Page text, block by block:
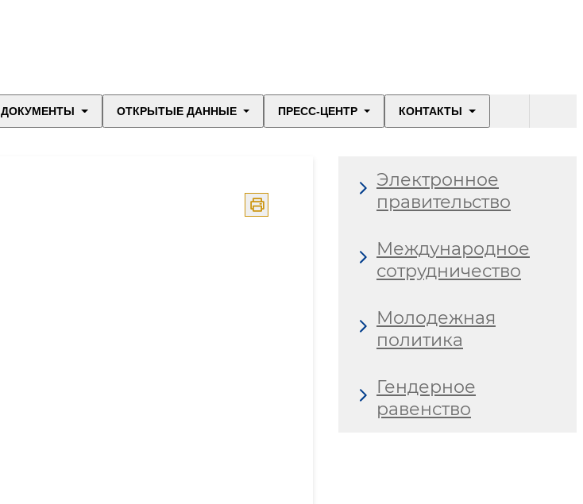
ДОКУМЕНТЫ ОТКРЫТЫЕ ДАННЫЕ ПРЕСС-ЦЕНТР КОНТАКТЫ
Электронное
правительство
Международное
сотрудничество
Молодежная
политика
Гендерное
равенство